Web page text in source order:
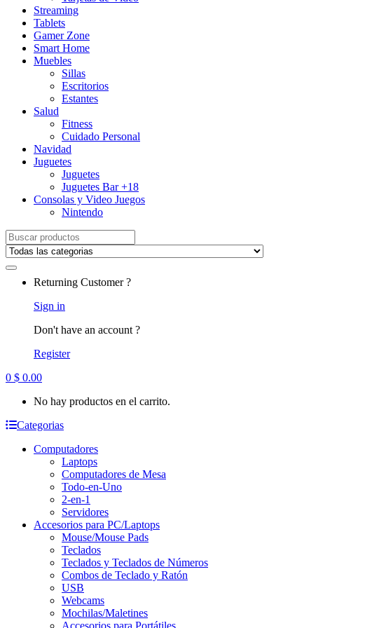
Streaming
Tablets
Gamer Zone
Smart Home
Muebles
Sillas
Escritorios
Estantes
Salud
Fitness
Cuidado Personal
Navidad
Juguetes
Juguetes
Juguetes Bar +18
Consolas y Video Juegos
Nintendo
Search for:
Returning Customer ?
Sign in
Don't have an account ?
Register
0 $ 0.00
No hay productos en el carrito.
Categorias
Computadores
Laptops
Computadores de Mesa
Todo-en-Uno
2-en-1
Servidores
Accesorios para PC/Laptops
Mouse/Mouse Pads
Teclados
Teclados y Teclados de Números
Combos de Teclado y Ratón
USB
Webcams
Mochilas/Maletines
Accesorios para Portátiles